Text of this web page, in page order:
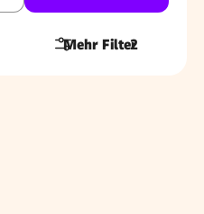
Mehr Filter
2